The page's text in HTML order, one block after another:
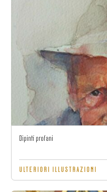
Dipinti profani
ULTERIORI ILLUSTRAZIONI